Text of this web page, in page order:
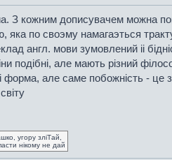
З кожним дописувачем можна
яка по своэму намагаэться
англ. мови зумовлений ii
подiбнi, але мають рiзний
форма, але саме побожнiсть - це
угору зліТай,
нікому не дай